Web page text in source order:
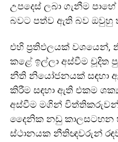
උපදෙස් ලබා ගැනීම
බවට පත්ව ඇති බව ඔවුහු
එහි ප්‍රතිඵලයක් වශයෙන්,
කළේ ඉල්ලා අස්වීම චූදිත
නීති නියෝජනයක් සඳහා
කිරීම සඳහා ඇති එකම
අස්වීම මගින්
දෛනික නඩු කාලසටහන
ස්ථානයක නීතිඥවරුන්